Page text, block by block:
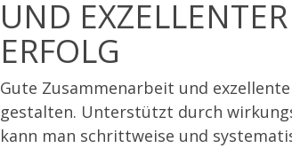
UND
ERFOLG
Gute Zusammenarbeit und
gestalten. Unterstützt durch
kann man schrittweise und